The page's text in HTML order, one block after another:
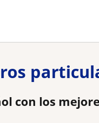
con los